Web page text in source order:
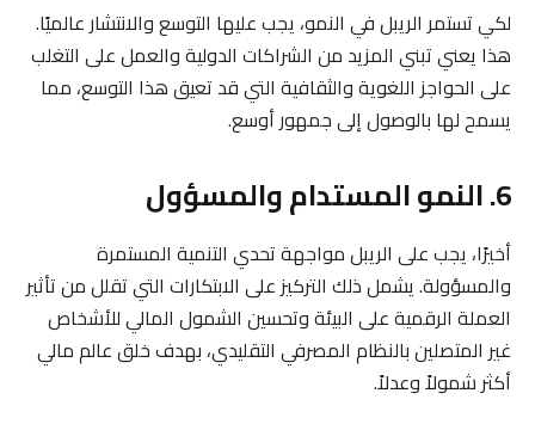
لكي تستمر الريبل في النمو، يجب عليها التوسع والانتشار عالميًا.
هذا يعني تبني المزيد من الشراكات الدولية والعمل على التغلب
على الحواجز اللغوية والثقافية التي قد تعيق هذا التوسع، مما
يسمح لها بالوصول إلى جمهور أوسع.
6. النمو المستدام والمسؤول
أخيرًا، يجب على الريبل مواجهة تحدي التنمية المستمرة
والمسؤولة. يشمل ذلك التركيز على الابتكارات التي تقلل من تأثير
العملة الرقمية على البيئة وتحسين الشمول المالي للأشخاص
غير المتصلين بالنظام المصرفي التقليدي، بهدف خلق عالم مالي
أكثر شمولاً وعدلاً.